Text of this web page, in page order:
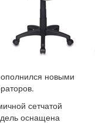
новыми
сетчатой
оснащена